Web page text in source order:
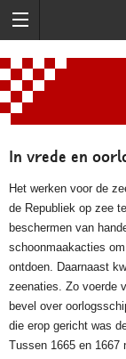
In vrede en
Het werken voor de
de Republiek op zee
beschermen van
schoonmaakacties
ontdoen. Daarnaast
zeenaties. Zo voerde
bevel over
die erop gericht was
Tussen 1665 en 1667